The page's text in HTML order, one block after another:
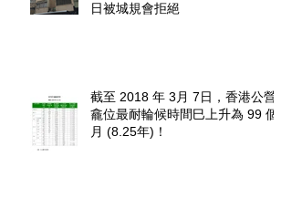
日被城規會拒絕
截至 2018 年 3月 7日，香港公營
龕位最耐輪候時間巳上升為 99 個
月 (8.25年)！